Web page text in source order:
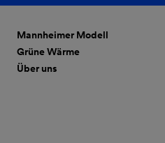
Mannheimer Modell
Grüne Wärme
Über uns